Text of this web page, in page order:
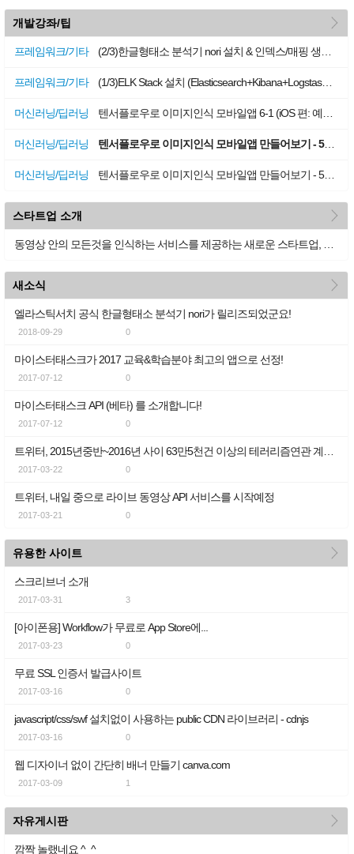
개발강좌/팁
프레임워크/기타 (2/3)한글형태소 분석기 nori 설치 & 인덱스/매핑 생성 - ELK Stack - Debian 9
프레임워크/기타 (1/3)ELK Stack 설치 (Elasticsearch+Kibana+Logstash: elasticsearch 버전 6.4.0 기준)- Debian 9
머신러닝/딥러닝 텐서플로우로 이미지인식 모바일앱 6-1 (iOS 편: 예제 실행) + 자체 학습한 그래프로 바꿔 쓸 때 주의사항
머신러닝/딥러닝 텐서플로우로 이미지인식 모바일앱 만들어보기 - 5-2 (간단히 앱만들어보기)
머신러닝/딥러닝 텐서플로우로 이미지인식 모바일앱 만들어보기 - 5-1 (안드로이드용 예제 앱 실행해보기 - 기본예제 그대로)
스타트업 소개
동영상 안의 모든것을 인식하는 서비스를 제공하는 새로운 스타트업, Matroid
새소식
엘라스틱서치 공식 한글형태소 분석기 nori가 릴리즈되었군요!
2018-09-29 0
마이스터태스크가 2017 교육&학습분야 최고의 앱으로 선정!
2017-07-12 0
마이스터태스크 API (베타) 를 소개합니다!
2017-07-12 0
트위터, 2015년중반~2016년 사이 63만5천건 이상의 테러리즘연관 계정을 정지시켰다
2017-03-22 0
트위터, 내일 중으로 라이브 동영상 API 서비스를 시작예정
2017-03-21 0
유용한 사이트
스크리브너 소개
2017-03-31 3
[아이폰용] Workflow가 무료로 App Store에...
2017-03-23 0
무료 SSL 인증서 발급사이트
2017-03-16 0
javascript/css/swf 설치없이 사용하는 public CDN 라이브러리 - cdnjs
2017-03-16 0
웹 디자이너 없이 간단히 배너 만들기 canva.com
2017-03-09 1
자유게시판
깜짝 놀랬네요 ^_^